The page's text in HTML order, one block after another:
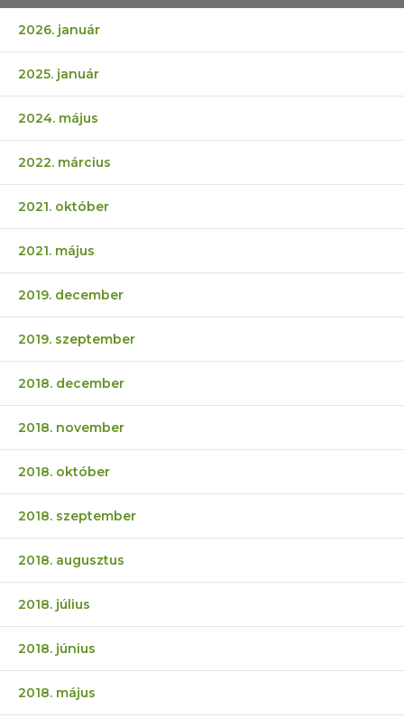
2026. január
2025. január
2024. május
2022. március
2021. október
2021. május
2019. december
2019. szeptember
2018. december
2018. november
2018. október
2018. szeptember
2018. augusztus
2018. július
2018. június
2018. május